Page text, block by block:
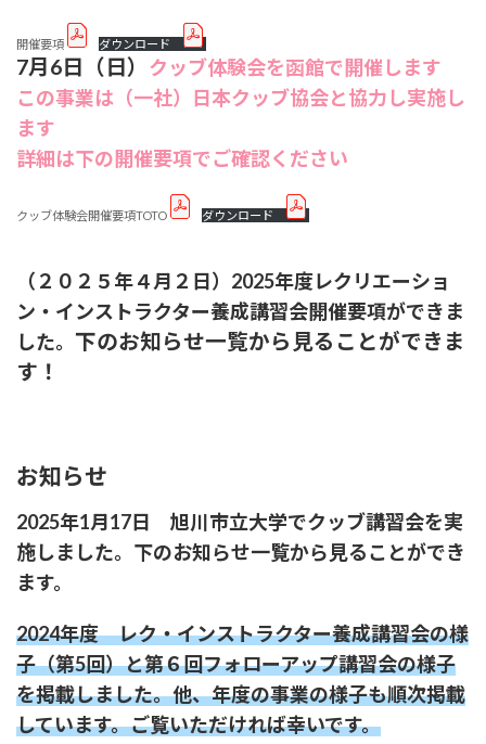
開催要項 ダウンロード
7月6日（日） クッブ体験会を函館で開催します
この事業は（一社）日本クッブ協会と協力し実施し
ます
詳細は下の開催要項でご確認ください
クッブ体験会開催要項TOTO ダウンロード
（２０２５年４月２日）2025年度レクリエーショ
ン・インストラクター養成講習会開催要項ができま
した。 下のお知らせ一覧から見ることができま
す！
お知らせ
2025年1月17日 旭川市立大学でクッブ講習会を実
施しました。下のお知らせ一覧から見ることができ
ます。
2024年度 レク・インストラクター養成講習会の様
子（第5回）と第６回フォローアップ講習会の様子
を掲載しました。他、年度の事業の様子も順次掲載
しています。ご覧いただければ幸いです。